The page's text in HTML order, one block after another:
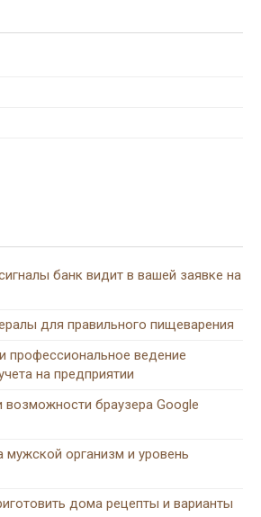
банк видит в вашей заявке на
для правильного пищеварения
профессиональное ведение
на предприятии
браузера Google
мужской организм и уровень
дома рецепты и варианты